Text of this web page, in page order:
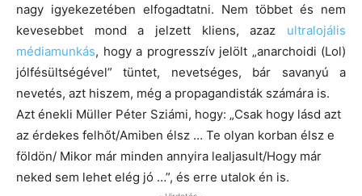
nagy igyekezetében elfogadtatni. Nem többet és nem
kevesebbet mond a jelzett kliens, azaz ultralojális
médiamunkás, hogy a progresszív jelölt „anarchoidi (Lol)
jólfésültségével” tüntet, nevetséges, bár savanyú a
nevetés, azt hiszem, még a propagandisták számára is.
Azt énekli Müller Péter Sziámi, hogy: „Csak hogy lásd azt
az érdekes felhőt/Amiben élsz … Te olyan korban élsz e
földön/ Mikor már minden annyira lealjasult/Hogy már
neked sem lehet elég jó …”, és erre utalok én is.